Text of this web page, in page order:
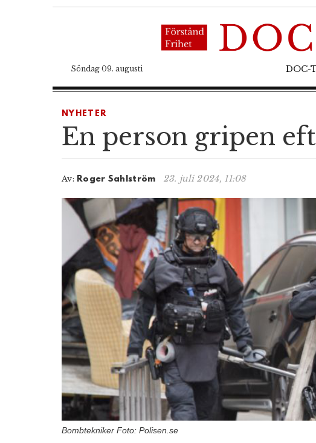
Söndag 09. augusti DOC-
NYHETER
En person gripen
Av: Roger Sahlström 23. juli 2024, 11:08
Bombtekniker Foto: Polisen.se